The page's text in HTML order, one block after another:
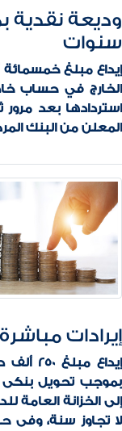
سنوات
إيداع مبلغ
الخارج في حساب
استردادها بعد
المعلن من البنك
إيرادات مباشرة بقيمة
إيداع
بموجب تحويل بنكى
إلى الخزانة العامة
لا تجاوز سنة، وفى